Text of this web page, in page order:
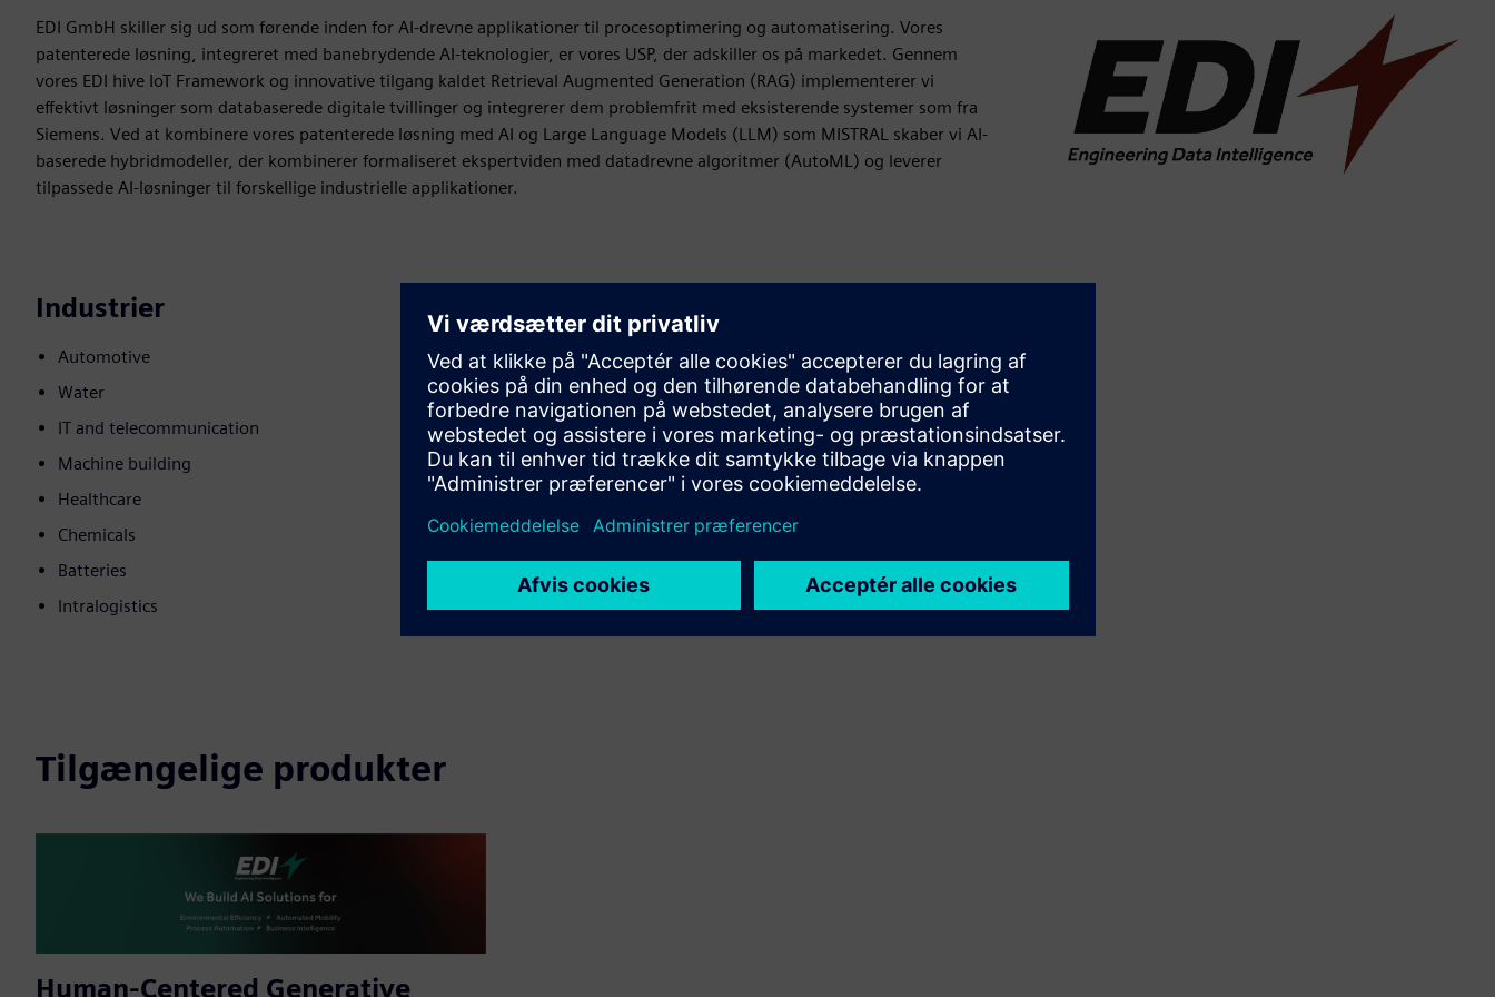
EDI GmbH skiller sig ud som førende inden for AI-drevne applikationer til procesoptimering og automatisering. Vores
patenterede løsning, integreret med banebrydende AI-teknologier, er vores USP, der adskiller os på markedet. Gennem
vores EDI hive IoT Framework og innovative tilgang kaldet Retrieval Augmented Generation (RAG) implementerer vi
effektivt løsninger som databaserede digitale tvillinger og integrerer dem problemfrit med eksisterende systemer som fra
Siemens. Ved at kombinere vores patenterede løsning med AI og Large Language Models (LLM) som MISTRAL skaber vi AI-
baserede hybridmodeller, der kombinerer formaliseret ekspertviden med datadrevne algoritmer (AutoML) og leverer
tilpassede AI-løsninger til forskellige industrielle applikationer.
Industrier
Automotive
Water
IT and telecommunication
Machine building
Healthcare
Chemicals
Batteries
Intralogistics
Bevægelse
Service
Leverer en service til et Siemens Xcelerator-produkt/en
Siemens Xcelerator-løsning, der hjælper kunden med at
implementere, integrere, betjene eller vedligeholde det
pågældende
Tilgængelige produkter
Human-Centered Generative